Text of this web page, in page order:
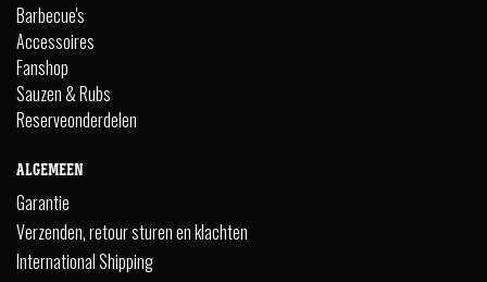
Barbecue's
Accessoires
Fanshop
Sauzen & Rubs
Reserveonderdelen
ALGEMEEN
Garantie
Verzenden, retour sturen en klachten
International Shipping